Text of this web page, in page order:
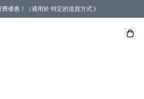
優惠！（適用於 特定的送貨方式 )